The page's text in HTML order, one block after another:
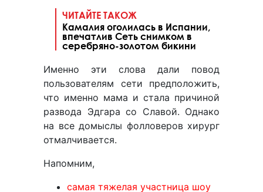
ЧИТАЙТЕ ТАКОЖ
Камалия оголилась в Испании,
впечатлив Сеть снимком в
серебряно-золотом бикини
Именно эти слова дали повод
пользователям сети предположить,
что именно мама и стала причиной
развода Эдгара со Славой. Однако
на все домыслы фолловеров хирург
отмалчивается.
Напомним,
самая тяжелая участница шоу